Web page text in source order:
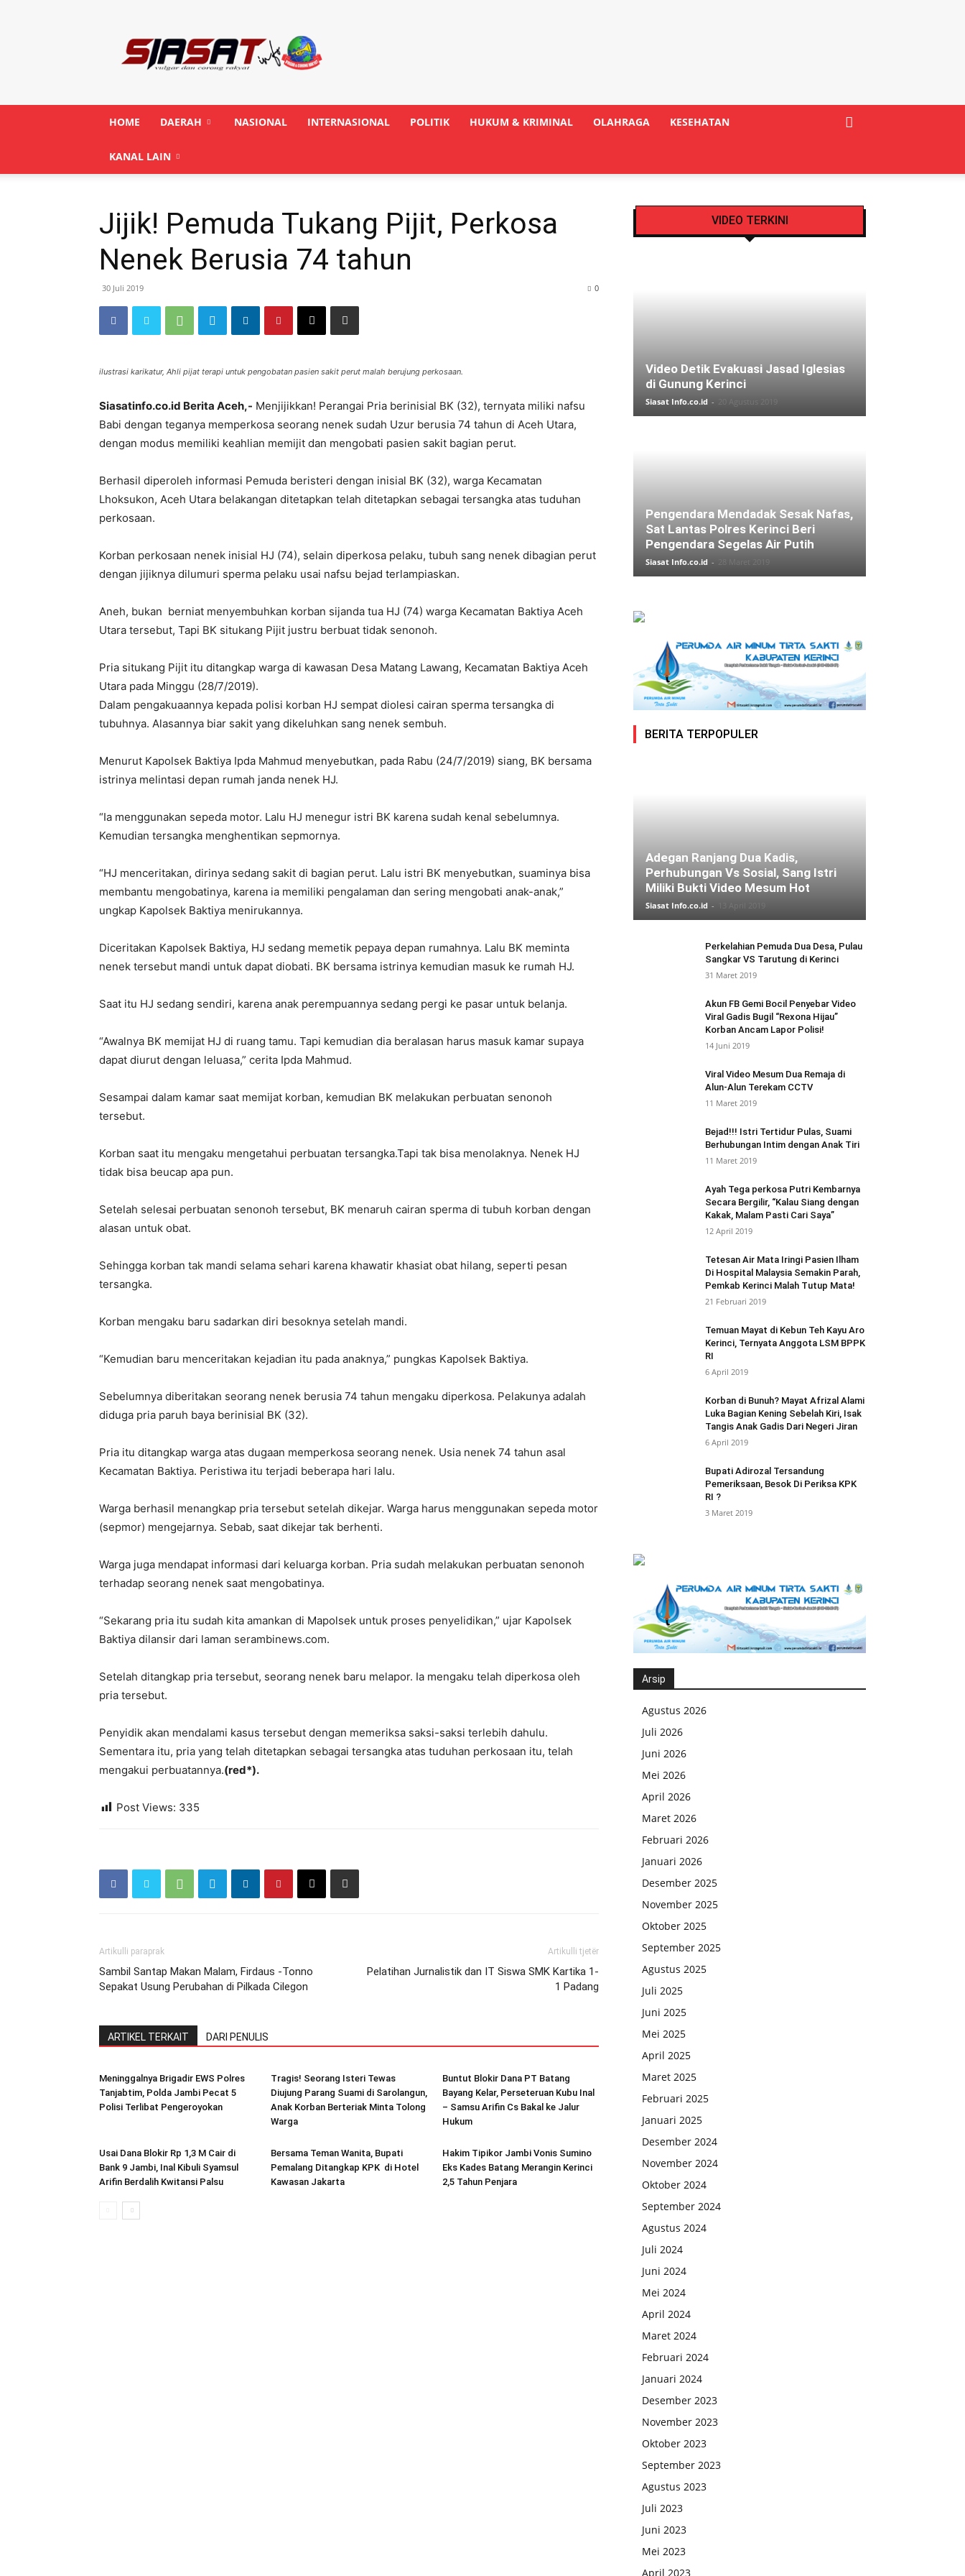
HOME DAERAH NASIONAL INTERNASIONAL POLITIK HUKUM & KRIMINAL OLAHRAGA KESEHATAN
KANAL LAIN
Jijik! Pemuda Tukang Pijit, Perkosa
Nenek Berusia 74 tahun
30 Juli 2019 0
ilustrasi karikatur, Ahli pijat terapi untuk pengobatan pasien sakit perut malah berujung perkosaan.
Siasatinfo.co.id Berita Aceh,- Menjijikkan! Perangai Pria berinisial BK (32), ternyata miliki nafsu
Babi dengan teganya memperkosa seorang nenek sudah Uzur berusia 74 tahun di Aceh Utara,
dengan modus memiliki keahlian memijit dan mengobati pasien sakit bagian perut.
Berhasil diperoleh informasi Pemuda beristeri dengan inisial BK (32), warga Kecamatan
Lhoksukon, Aceh Utara belakangan ditetapkan telah ditetapkan sebagai tersangka atas tuduhan
perkosaan.
Korban perkosaan nenek inisial HJ (74), selain diperkosa pelaku, tubuh sang nenek dibagian perut
dengan jijiknya dilumuri sperma pelaku usai nafsu bejad terlampiaskan.
Aneh, bukan berniat menyembuhkan korban sijanda tua HJ (74) warga Kecamatan Baktiya Aceh
Utara tersebut, Tapi BK situkang Pijit justru berbuat tidak senonoh.
Pria situkang Pijit itu ditangkap warga di kawasan Desa Matang Lawang, Kecamatan Baktiya Aceh
Utara pada Minggu (28/7/2019).
Dalam pengakuaannya kepada polisi korban HJ sempat diolesi cairan sperma tersangka di
tubuhnya. Alasannya biar sakit yang dikeluhkan sang nenek sembuh.
Menurut Kapolsek Baktiya Ipda Mahmud menyebutkan, pada Rabu (24/7/2019) siang, BK bersama
istrinya melintasi depan rumah janda nenek HJ.
“Ia menggunakan sepeda motor. Lalu HJ menegur istri BK karena sudah kenal sebelumnya.
Kemudian tersangka menghentikan sepmornya.
“HJ menceritakan, dirinya sedang sakit di bagian perut. Lalu istri BK menyebutkan, suaminya bisa
membantu mengobatinya, karena ia memiliki pengalaman dan sering mengobati anak-anak,”
ungkap Kapolsek Baktiya menirukannya.
Diceritakan Kapolsek Baktiya, HJ sedang memetik pepaya depan rumahnya. Lalu BK meminta
nenek tersebut mandi untuk dapat diobati. BK bersama istrinya kemudian masuk ke rumah HJ.
Saat itu HJ sedang sendiri, karena anak perempuannya sedang pergi ke pasar untuk belanja.
“Awalnya BK memijat HJ di ruang tamu. Tapi kemudian dia beralasan harus masuk kamar supaya
dapat diurut dengan leluasa,” cerita Ipda Mahmud.
Sesampai dalam kamar saat memijat korban, kemudian BK melakukan perbuatan senonoh
tersebut.
Korban saat itu mengaku mengetahui perbuatan tersangka.Tapi tak bisa menolaknya. Nenek HJ
tidak bisa beucap apa pun.
Setelah selesai perbuatan senonoh tersebut, BK menaruh cairan sperma di tubuh korban dengan
alasan untuk obat.
Sehingga korban tak mandi selama sehari karena khawatir khasiat obat hilang, seperti pesan
tersangka.
Korban mengaku baru sadarkan diri besoknya setelah mandi.
“Kemudian baru menceritakan kejadian itu pada anaknya,” pungkas Kapolsek Baktiya.
Sebelumnya diberitakan seorang nenek berusia 74 tahun mengaku diperkosa. Pelakunya adalah
diduga pria paruh baya berinisial BK (32).
Pria itu ditangkap warga atas dugaan memperkosa seorang nenek. Usia nenek 74 tahun asal
Kecamatan Baktiya. Peristiwa itu terjadi beberapa hari lalu.
Warga berhasil menangkap pria tersebut setelah dikejar. Warga harus menggunakan sepeda motor
(sepmor) mengejarnya. Sebab, saat dikejar tak berhenti.
Warga juga mendapat informasi dari keluarga korban. Pria sudah melakukan perbuatan senonoh
terhadap seorang nenek saat mengobatinya.
“Sekarang pria itu sudah kita amankan di Mapolsek untuk proses penyelidikan,” ujar Kapolsek
Baktiya dilansir dari laman serambinews.com.
Setelah ditangkap pria tersebut, seorang nenek baru melapor. Ia mengaku telah diperkosa oleh
pria tersebut.
Penyidik akan mendalami kasus tersebut dengan memeriksa saksi-saksi terlebih dahulu.
Sementara itu, pria yang telah ditetapkan sebagai tersangka atas tuduhan perkosaan itu, telah
mengakui perbuatannya.(red*).
Post Views: 335
Artikulli paraprak
Sambil Santap Makan Malam, Firdaus -Tonno
Sepakat Usung Perubahan di Pilkada Cilegon
Artikulli tjetër
Pelatihan Jurnalistik dan IT Siswa SMK Kartika 1-
1 Padang
ARTIKEL TERKAIT DARI PENULIS
Meninggalnya Brigadir EWS Polres
Tanjabtim, Polda Jambi Pecat 5
Polisi Terlibat Pengeroyokan
Tragis! Seorang Isteri Tewas
Diujung Parang Suami di Sarolangun,
Anak Korban Berteriak Minta Tolong
Warga
Buntut Blokir Dana PT Batang
Bayang Kelar, Perseteruan Kubu Inal
– Samsu Arifin Cs Bakal ke Jalur
Hukum
Usai Dana Blokir Rp 1,3 M Cair di
Bank 9 Jambi, Inal Kibuli Syamsul
Arifin Berdalih Kwitansi Palsu
Bersama Teman Wanita, Bupati
Pemalang Ditangkap KPK di Hotel
Kawasan Jakarta
Hakim Tipikor Jambi Vonis Sumino
Eks Kades Batang Merangin Kerinci
2,5 Tahun Penjara
VIDEO TERKINI
Video Detik Evakuasi Jasad Iglesias
di Gunung Kerinci
Siasat Info.co.id -
Pengendara Mendadak Sesak Nafas,
Sat Lantas Polres Kerinci Beri
Pengendara Segelas Air Putih
Siasat Info.co.id -
BERITA TERPOPULER
Adegan Ranjang Dua Kadis,
Perhubungan Vs Sosial, Sang Istri
Miliki Bukti Video Mesum Hot
Siasat Info.co.id -
Perkelahian Pemuda Dua Desa, Pulau
Sangkar VS Tarutung di Kerinci
31 Maret 2019
Akun FB Gemi Bocil Penyebar Video
Viral Gadis Bugil “Rexona Hijau”
Korban Ancam Lapor Polisi!
14 Juni 2019
Viral Video Mesum Dua Remaja di
Alun-Alun Terekam CCTV
11 Maret 2019
Bejad!!! Istri Tertidur Pulas, Suami
Berhubungan Intim dengan Anak Tiri
11 Maret 2019
Ayah Tega perkosa Putri Kembarnya
Secara Bergilir, “Kalau Siang dengan
Kakak, Malam Pasti Cari Saya”
12 April 2019
Tetesan Air Mata Iringi Pasien Ilham
Di Hospital Malaysia Semakin Parah,
Pemkab Kerinci Malah Tutup Mata!
21 Februari 2019
Temuan Mayat di Kebun Teh Kayu Aro
Kerinci, Ternyata Anggota LSM BPPK
RI
6 April 2019
Korban di Bunuh? Mayat Afrizal Alami
Luka Bagian Kening Sebelah Kiri, Isak
Tangis Anak Gadis Dari Negeri Jiran
6 April 2019
Bupati Adirozal Tersandung
Pemeriksaan, Besok Di Periksa KPK
RI ?
3 Maret 2019
Arsip
Agustus 2026
Juli 2026
Juni 2026
Mei 2026
April 2026
Maret 2026
Februari 2026
Januari 2026
Desember 2025
November 2025
Oktober 2025
September 2025
Agustus 2025
Juli 2025
Juni 2025
Mei 2025
April 2025
Maret 2025
Februari 2025
Januari 2025
Desember 2024
November 2024
Oktober 2024
September 2024
Agustus 2024
Juli 2024
Juni 2024
Mei 2024
April 2024
Maret 2024
Februari 2024
Januari 2024
Desember 2023
November 2023
Oktober 2023
September 2023
Agustus 2023
Juli 2023
Juni 2023
Mei 2023
April 2023